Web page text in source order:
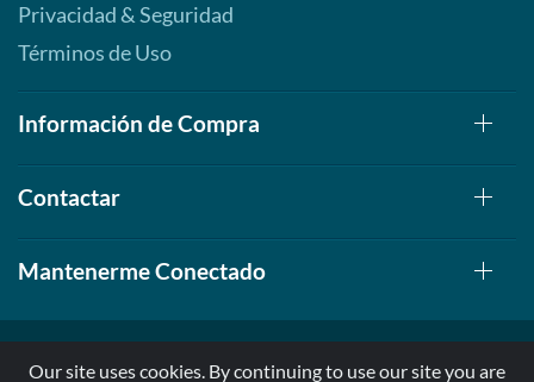
Privacidad & Seguridad
Términos de Uso
Información de Compra
Contactar
Mantenerme Conectado
Our site uses cookies. By continuing to use our site you are